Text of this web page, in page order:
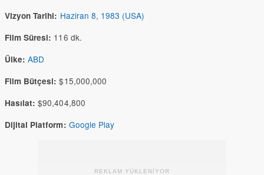
Vizyon Tarihi: Haziran 8, 1983 (USA)
Film Süresi: 116 dk.
Ülke: ABD
Film Bütçesi: $15,000,000
Hasılat: $90,404,800
Dijital Platform: Google Play
REKLAM YÜKLENİYOR